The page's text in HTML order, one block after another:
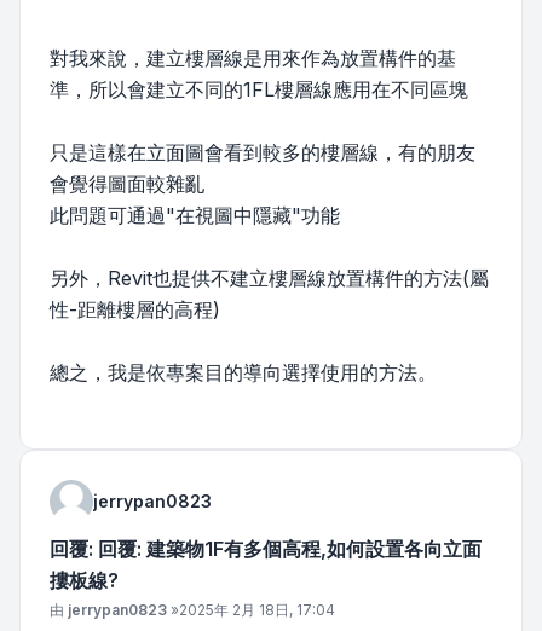
對我來說，建立樓層線是用來作為放置構件的基
準，所以會建立不同的1FL樓層線應用在不同區塊
只是這樣在立面圖會看到較多的樓層線，有的朋友
會覺得圖面較雜亂
此問題可通過"在視圖中隱藏"功能
另外，Revit也提供不建立樓層線放置構件的方法(屬
性-距離樓層的高程)
總之，我是依專案目的導向選擇使用的方法。
jerrypan0823
回覆: 回覆: 建築物1F有多個高程,如何設置各向立面
摟板線?
文章
由 jerrypan0823 »2025年 2月 18日, 17:04